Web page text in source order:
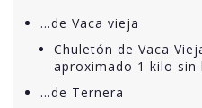
…de Vaca vieja
Chuletón de Vaca
aproximado 1 kilo sin
…de Ternera